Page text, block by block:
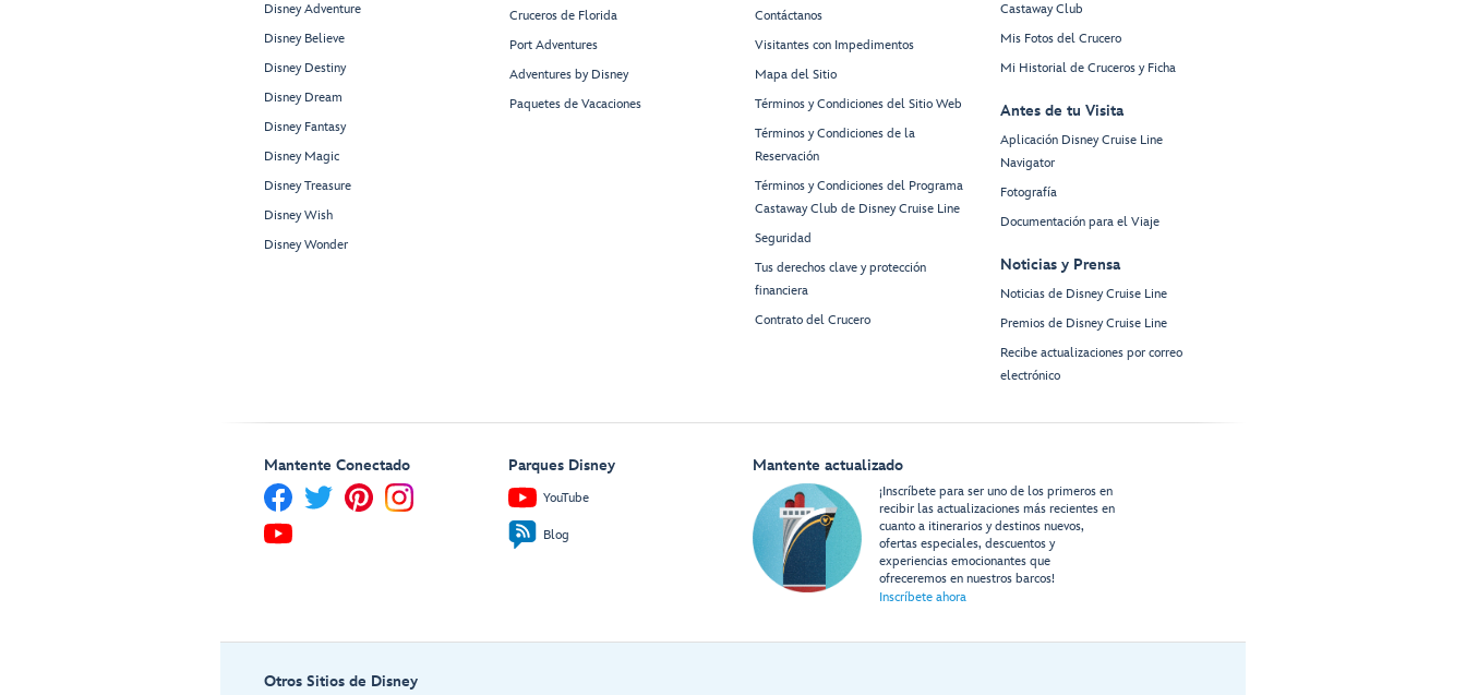
Disney Adventure
Disney Believe
Disney Destiny
Disney Dream
Disney Fantasy
Disney Magic
Disney Treasure
Disney Wish
Disney Wonder
Cruceros de Florida
Port Adventures
Adventures by Disney
Paquetes de Vacaciones
Contáctanos
Visitantes con Impedimentos
Mapa del Sitio
Términos y Condiciones del Sitio Web
Términos y Condiciones de la
Reservación
Términos y Condiciones del Programa
Castaway Club de Disney Cruise Line
Seguridad
Tus derechos clave y protección
financiera
Contrato del Crucero
Castaway Club
Mis Fotos del Crucero
Mi Historial de Cruceros y Ficha
Antes de tu Visita
Aplicación Disney Cruise Line
Navigator
Fotografía
Documentación para el Viaje
Noticias y Prensa
Noticias de Disney Cruise Line
Premios de Disney Cruise Line
Recibe actualizaciones por correo
electrónico
Mantente Conectado Parques Disney
YouTube
Blog
Mantente actualizado
¡Inscríbete para ser uno de los primeros en
recibir las actualizaciones más recientes en
cuanto a itinerarios y destinos nuevos,
ofertas especiales, descuentos y
experiencias emocionantes que
ofreceremos en nuestros barcos!
Inscríbete ahora
Otros Sitios de Disney